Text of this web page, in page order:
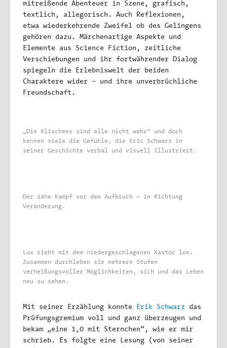
mitreißende Abenteuer in Szene, grafisch,
textlich, allegorisch. Auch Reflexionen,
etwa wiederkehrende Zweifel ob des Gelingens
gehören dazu. Märchenartige Aspekte und
Elemente aus Science Fiction, zeitliche
Verschiebungen und ihr fortwährender Dialog
spiegeln die Erlebniswelt der beiden
Charaktere wider – und ihre unverbrüchliche
Freundschaft.
„Die Klischees sind alle nicht wahr“ und doch
kennen viele die Gefühle, die Eric Schwarz in
seiner Geschichte verbal und visuell illustriert.
Der zähe Kampf vor dem Aufbruch – in Richtung
Veränderung.
Lux zieht mit dem niedergeschlagenen Kastor los.
Zusammen durchleben sie mehrere Stufen
verheißungsvoller Möglichkeiten, sich und das Leben
neu zu sehen.
Mit seiner Erzählung konnte Erik Schwarz das
Prüfungsgremium voll und ganz überzeugen und
bekam „eine 1,0 mit Sternchen“, wie er mir
schrieb. Es folgte eine Lesung (von seiner